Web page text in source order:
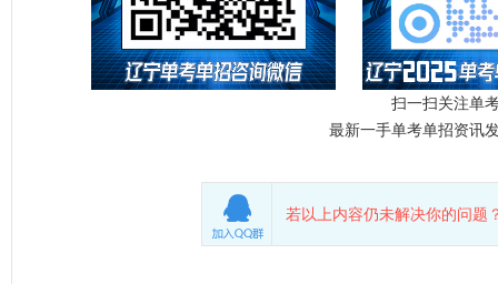
扫一扫关注单
最新一手单考单招资讯
若以上内容仍未解决你的问题